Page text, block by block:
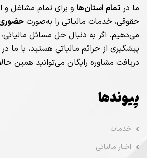
ما در تمام استان‌ها و برای تمام مشاغل
حقوقی، خدمات مالیاتی را به‌صورت
می‌دهیم. اگر به دنبال حل مسائل
پیشگیری از جرائم مالیاتی هستید، با ما
دریافت مشاوره رایگان می‌توانید همین
پیوندها
خدمات
اخبار مالیاتی